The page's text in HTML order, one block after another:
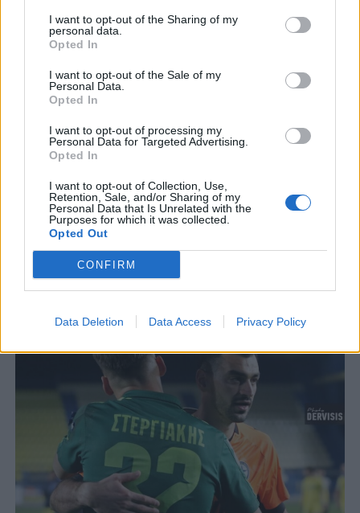
I want to opt-out of the Sharing of my
personal data.
Opted In
I want to opt-out of the Sale of my
Personal Data.
Opted In
I want to opt-out of processing my
Personal Data for Targeted Advertising.
Opted In
I want to opt-out of Collection, Use,
Retention, Sale, and/or Sharing of my
Personal Data that Is Unrelated with the
Purposes for which it was collected.
Opted Out
CONFIRM
Data Deletion Data Access Privacy Policy